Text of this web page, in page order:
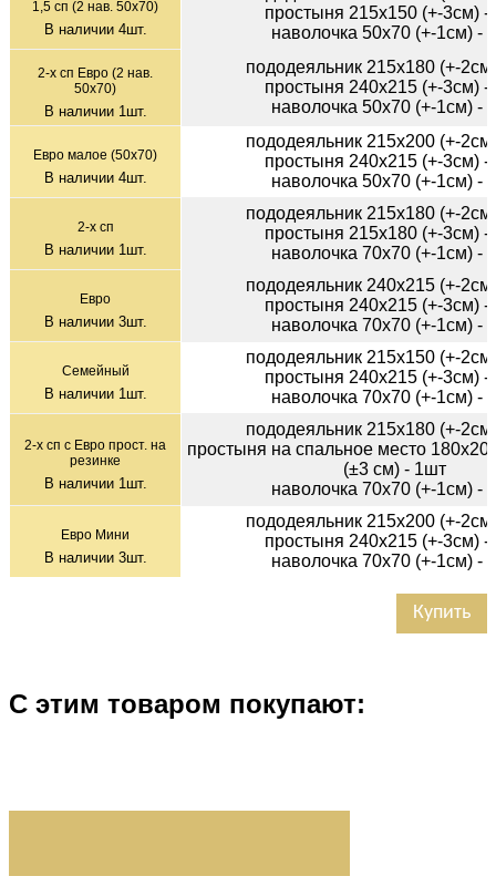
1,5 сп (2 нав. 50х70)
В наличии 4шт.
простыня 215х150 (+-3см) -
наволочка 50х70 (+-1см) -
2-х сп Евро (2 нав.
50х70)
В наличии 1 шт.
пододеяльник 215х180 (+-
простыня 240х215 (+-3см) -
наволочка 50х70 (+-1см) -
Евро малое (50х70)
В наличии 4шт.
пододеяльник 215х200 (+-
простыня 240х215 (+-3см) -
наволочка 50х70 (+-1см) -
2-х сп
В наличии 1 шт.
пододеяльник 215х180 (+-
простыня 215х180 (+-3см) -
наволочка 70х70 (+-1см) -
Евро
В наличии 3шт.
пододеяльник 240х215 (+-
простыня 240х215 (+-3см) -
наволочка 70х70 (+-1см) -
Семейный
В наличии 1шт.
пододеяльник 215х150 (+-
простыня 240х215 (+-3см) -
наволочка 70х70 (+-1см) -
2-х сп с Евро прост. на
резинке
В наличии 1 шт.
пододеяльник 215х180 (+-
простыня на спальное место
(±3 см) - 1шт
наволочка 70х70 (+-1см) -
Евро Мини
В наличии 3шт.
пододеяльник 215х200 (+-
простыня 240х215 (+-3см) -
наволочка 70х70 (+-1см) -
Купить
С этим товаром покупают: